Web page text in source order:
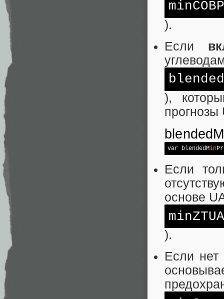
).
Если
),
прогнозы
var blendedMin
Если
основе
).
Если нет